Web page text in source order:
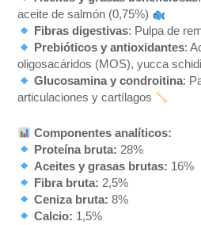
aceite de salmón (0,75%)
Fibras digestivas: Pulpa de
Prebióticos y antioxidantes:
oligosacáridos (MOS), yucca
Glucosamina y condroitina:
articulaciones y cartílagos
Componentes analíticos:
Proteína bruta: 28%
Aceites y grasas brutas: 16%
Fibra bruta: 2,5%
Ceniza bruta: 8%
Calcio: 1,5%